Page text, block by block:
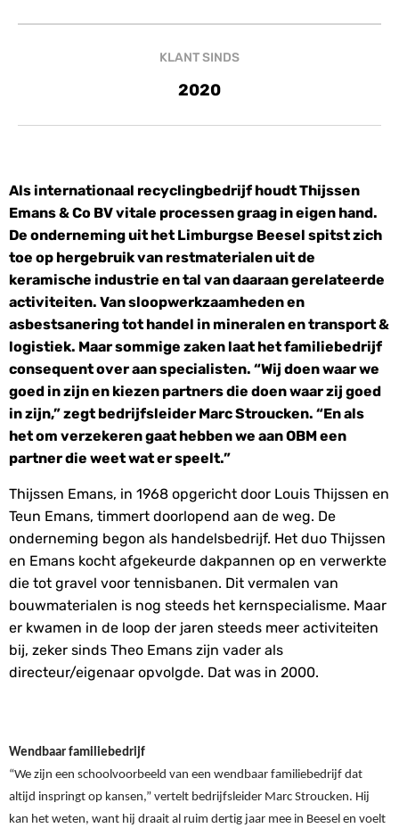
KLANT SINDS
2020
Als internationaal recyclingbedrijf houdt Thijssen
Emans & Co BV vitale processen graag in eigen hand.
De onderneming uit het Limburgse Beesel spitst zich
toe op hergebruik van restmaterialen uit de
keramische industrie en tal van daaraan gerelateerde
activiteiten. Van sloopwerkzaamheden en
asbestsanering tot handel in mineralen en transport &
logistiek. Maar sommige zaken laat het familiebedrijf
consequent over aan specialisten. “Wij doen waar we
goed in zijn en kiezen partners die doen waar zij goed
in zijn,” zegt bedrijfsleider Marc Stroucken. “En als
het om verzekeren gaat hebben we aan OBM een
partner die weet wat er speelt.”
Thijssen Emans, in 1968 opgericht door Louis Thijssen en
Teun Emans, timmert doorlopend aan de weg. De
onderneming begon als handelsbedrijf. Het duo Thijssen
en Emans kocht afgekeurde dakpannen op en verwerkte
die tot gravel voor tennisbanen. Dit vermalen van
bouwmaterialen is nog steeds het kernspecialisme. Maar
er kwamen in de loop der jaren steeds meer activiteiten
bij, zeker sinds Theo Emans zijn vader als
directeur/eigenaar opvolgde. Dat was in 2000.
Wendbaar familiebedrijf
“We zijn een schoolvoorbeeld van een wendbaar familiebedrijf dat
altijd inspringt op kansen,” vertelt bedrijfsleider Marc Stroucken. Hij
kan het weten, want hij draait al ruim dertig jaar mee in Beesel en voelt